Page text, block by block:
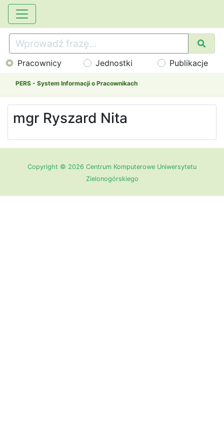
Pracownicy Jednostki Publikacje
PERS - System Informacji o Pracownikach
mgr Ryszard Nita
Copyright © 2026 Centrum Komputerowe Uniwersytetu
Zielonogórskiego